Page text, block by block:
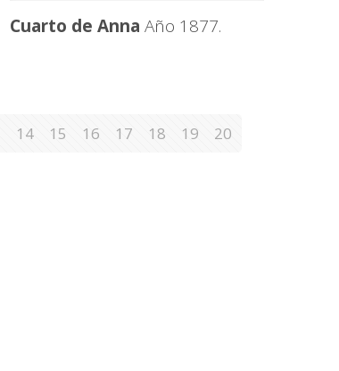
Cuarto de Anna Año 1877.
14 15 16 17 18 19
20